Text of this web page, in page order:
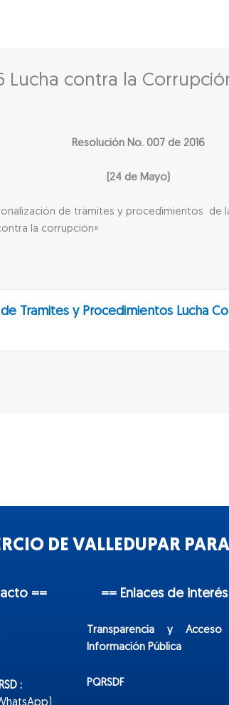
Lucha contra la
Resolución No. 007 de 2016
(24 de Mayo)
de trámites y procedimientos de
la corrupción»
Tramites y Procedimientos Lucha
DE VALLEDUPAR
==
:
== Enlaces de
Transparencia y
Información Pública
PQRSDF